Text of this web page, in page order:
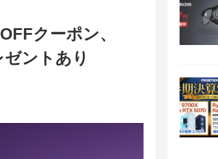
クーポン、
ントあり